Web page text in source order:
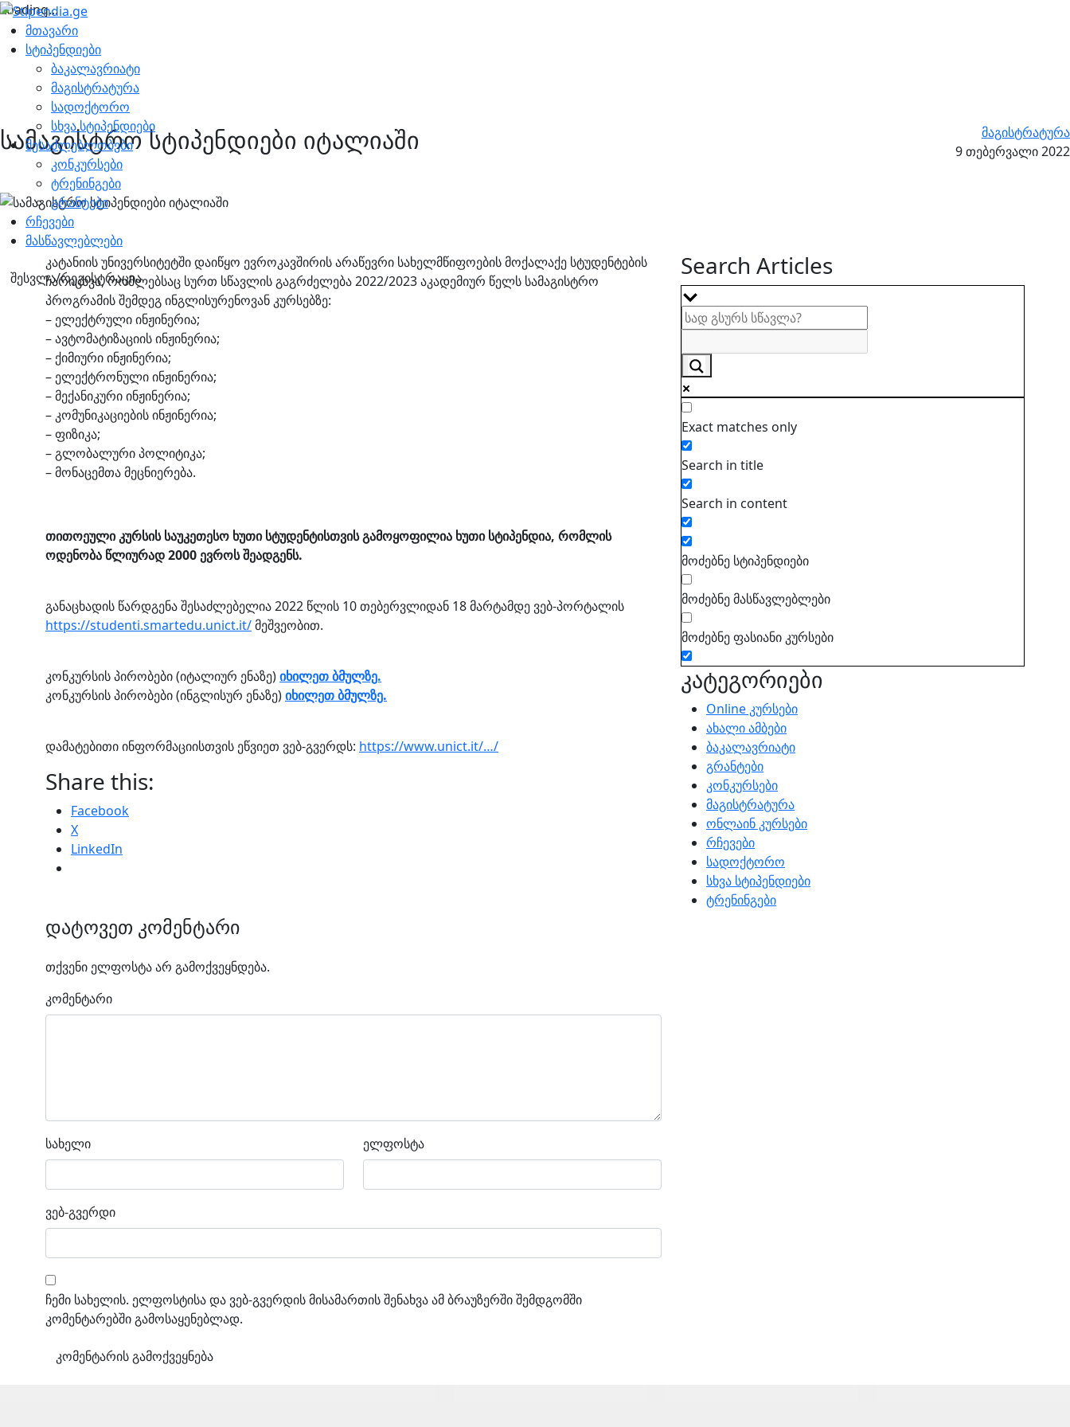
Loading...
მთავარი
სტიპენდიები
ბაკალავრიატი
მაგისტრატურა
სადოქტორო
სხვა სტიპენდიები
შესაძლებლობები
კონკურსები
ტრენინგები
გრანტები
რჩევები
მასწავლებლები
შესვლა/რეგისტრაცია
სამაგისტრო სტიპენდიები იტალიაში
მაგისტრატურა
9 თებერვალი 2022
კატანიის უნივერსიტეტში დაიწყო ევროკავშირის არაწევრი სახელმწიფოების მოქალაქე სტუდენტების
ჩარიცხვა, რომლებსაც სურთ სწავლის გაგრძელება 2022/2023 აკადემიურ წელს სამაგისტრო
პროგრამის შემდეგ ინგლისურენოვან კურსებზე:
– ელექტრული ინჟინერია;
– ავტომატიზაციის ინჟინერია;
– ქიმიური ინჟინერია;
– ელექტრონული ინჟინერია;
– მექანიკური ინჟინერია;
– კომუნიკაციების ინჟინერია;
– ფიზიკა;
– გლობალური პოლიტიკა;
– მონაცემთა მეცნიერება.
თითოეული კურსის საუკეთესო ხუთი სტუდენტისთვის გამოყოფილია ხუთი სტიპენდია, რომლის
ოდენობა წლიურად 2000 ევროს შეადგენს.
განაცხადის წარდგენა შესაძლებელია 2022 წლის 10 თებერვლიდან 18 მარტამდე ვებ-პორტალის
https://studenti.smartedu.unict.it/მეშვეობით.
კონკურსის პირობები (იტალიურ ენაზე)იხილეთ ბმულზე.
კონკურსის პირობები (ინგლისურ ენაზე)იხილეთ ბმულზე.
დამატებითი ინფორმაციისთვის ეწვიეთ ვებ-გვერდს: https://www.unict.it/…/
Share this:
Facebook
X
LinkedIn
დატოვეთ კომენტარი
თქვენი ელფოსტა არ გამოქვეყნდება.
კომენტარი
სახელი ელფოსტა
ვებ-გვერდი
ჩემი სახელის. ელფოსტისა და ვებ-გვერდის მისამართის შენახვა ამ ბრაუზერში შემდგომში
კომენტარებში გამოსაყენებლად.
Search Articles
Exact matches only
Search in title
Search in content
მოძებნე სტიპენდიები
მოძებნე მასწავლებლები
მოძებნე ფასიანი კურსები
კატეგორიები
Online კურსები
ახალი ამბები
ბაკალავრიატი
გრანტები
კონკურსები
მაგისტრატურა
ონლაინ კურსები
რჩევები
სადოქტორო
სხვა სტიპენდიები
ტრენინგები